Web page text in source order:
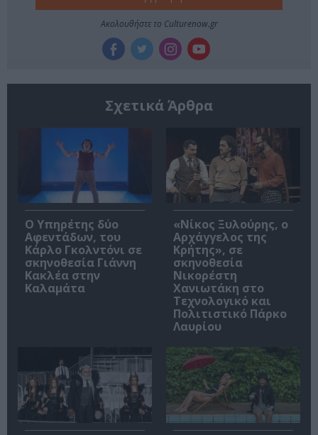
Ακολουθήστε το Culturenow.gr
Σχετικά Άρθρα
Ο Υπηρέτης δύο
Αφεντάδων, του
Κάρλο Γκολντόνι σε
σκηνοθεσία Γιάννη
Κακλέα στην
Καλαμάτα
«Νίκος Ξυλούρης, ο
Αρχάγγελος της
Κρήτης», σε
σκηνοθεσία
Νικορέστη
Χανιωτάκη στο
Τεχνολογικό και
Πολιτιστικό Πάρκο
Λαυρίου